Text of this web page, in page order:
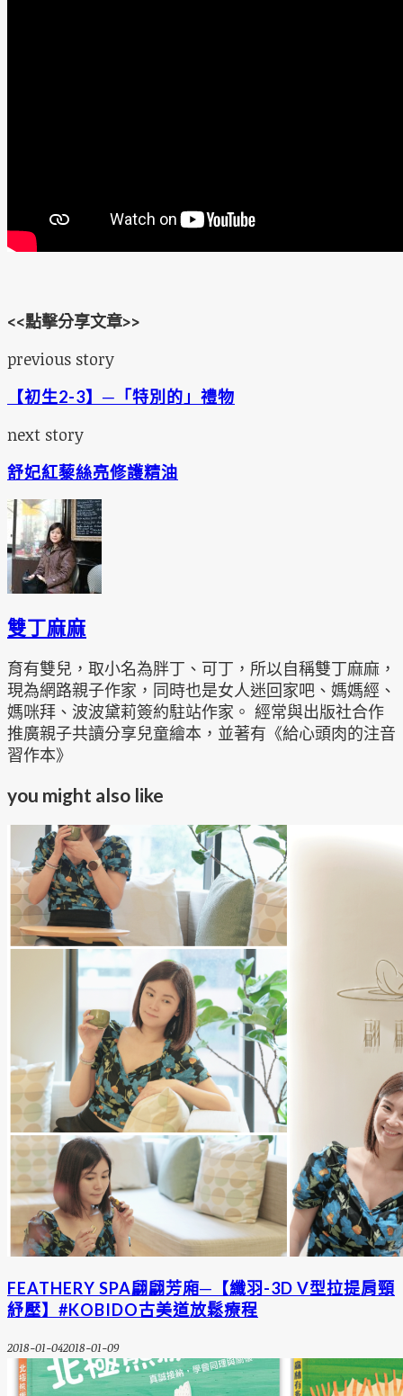
<<點擊分享文章>>
previous story
【初生2-3】─「特別的」禮物
next story
舒妃紅藜絲亮修護精油
雙丁麻麻
育有雙兒，取小名為胖丁、可丁，所以自稱雙丁麻麻，
現為網路親子作家，同時也是女人迷回家吧、媽媽經、
媽咪拜、波波黛莉簽約駐站作家。 經常與出版社合作
推廣親子共讀分享兒童繪本，並著有《給心頭肉的注音
習作本》
you might also like
FEATHERY SPA翩翩芳廂─【纖羽-3D V型拉提肩頸
紓壓】#KOBIDO古美道放鬆療程
2018-01-042018-01-09